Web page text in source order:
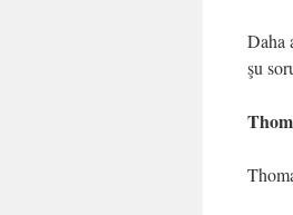
Daha
şu